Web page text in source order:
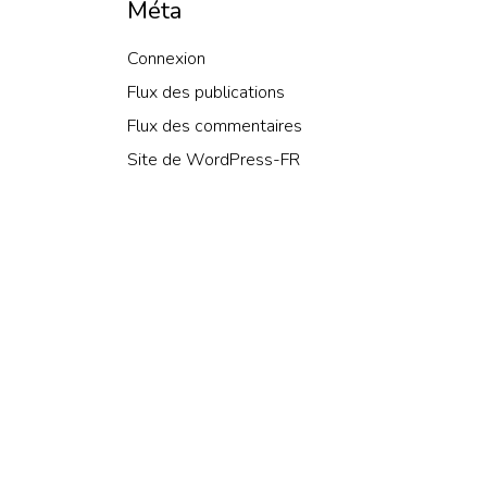
Méta
Connexion
Flux des publications
Flux des commentaires
Site de WordPress-FR